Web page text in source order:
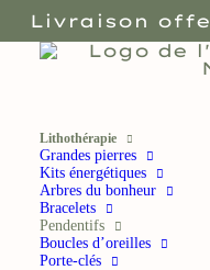
Livraison
Lithothérapie
Grandes pierres
Kits énergétiques
Arbres du bonheur
Bracelets
Pendentifs
Boucles d’oreilles
Porte-clés